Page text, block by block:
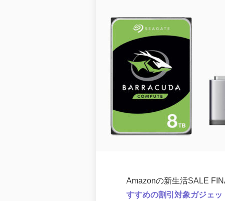
Amazonの新生活SALE
すすめの割引対象ガジェッ